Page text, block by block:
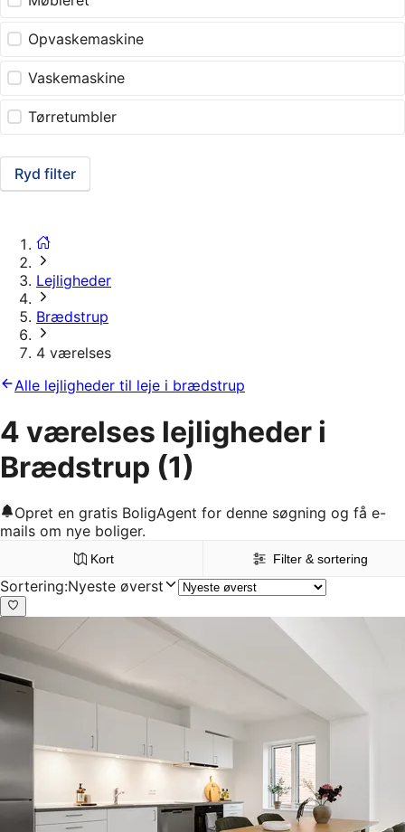
Opvaskemaskine
Vaskemaskine
Tørretumbler
Ryd filter
Lejligheder
Brædstrup
4 værelses
Alle lejligheder til leje i brædstrup
4 værelses lejligheder i
Brædstrup (1)
Opret en gratis BoligAgent for denne søgning og få e-
mails om nye boliger.
Kort Filter & sortering
Sortering:Nyeste øverst